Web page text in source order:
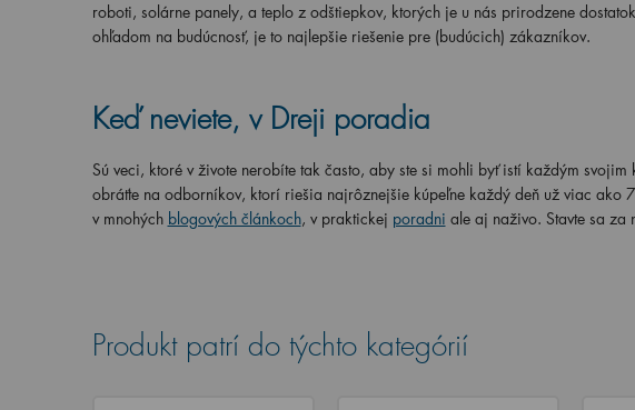
roboti, solárne panely, a teplo z odštiepkov, ktorých je u nás prirodzene
ohľadom na budúcnosť, je to najlepšie riešenie pre (budúcich) zákazníkov.
Keď neviete, v Dreji poradia
Sú veci, ktoré v živote nerobíte tak často, aby ste si mohli byť istí každým
obráťte na odborníkov, ktorí riešia najrôznejšie kúpeľne každý deň už viac ako
v mnohých blogových článkoch, v praktickej poradni ale aj naživo. Stavte sa za
Produkt patrí do týchto kategórií